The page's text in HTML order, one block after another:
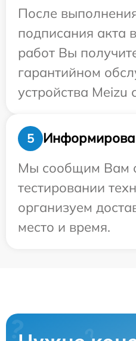
После
подписания акта
работ Вы
гарантийном
устройства Meizu
5
Мы сообщим Вам
тестировании
организуем
место и время.